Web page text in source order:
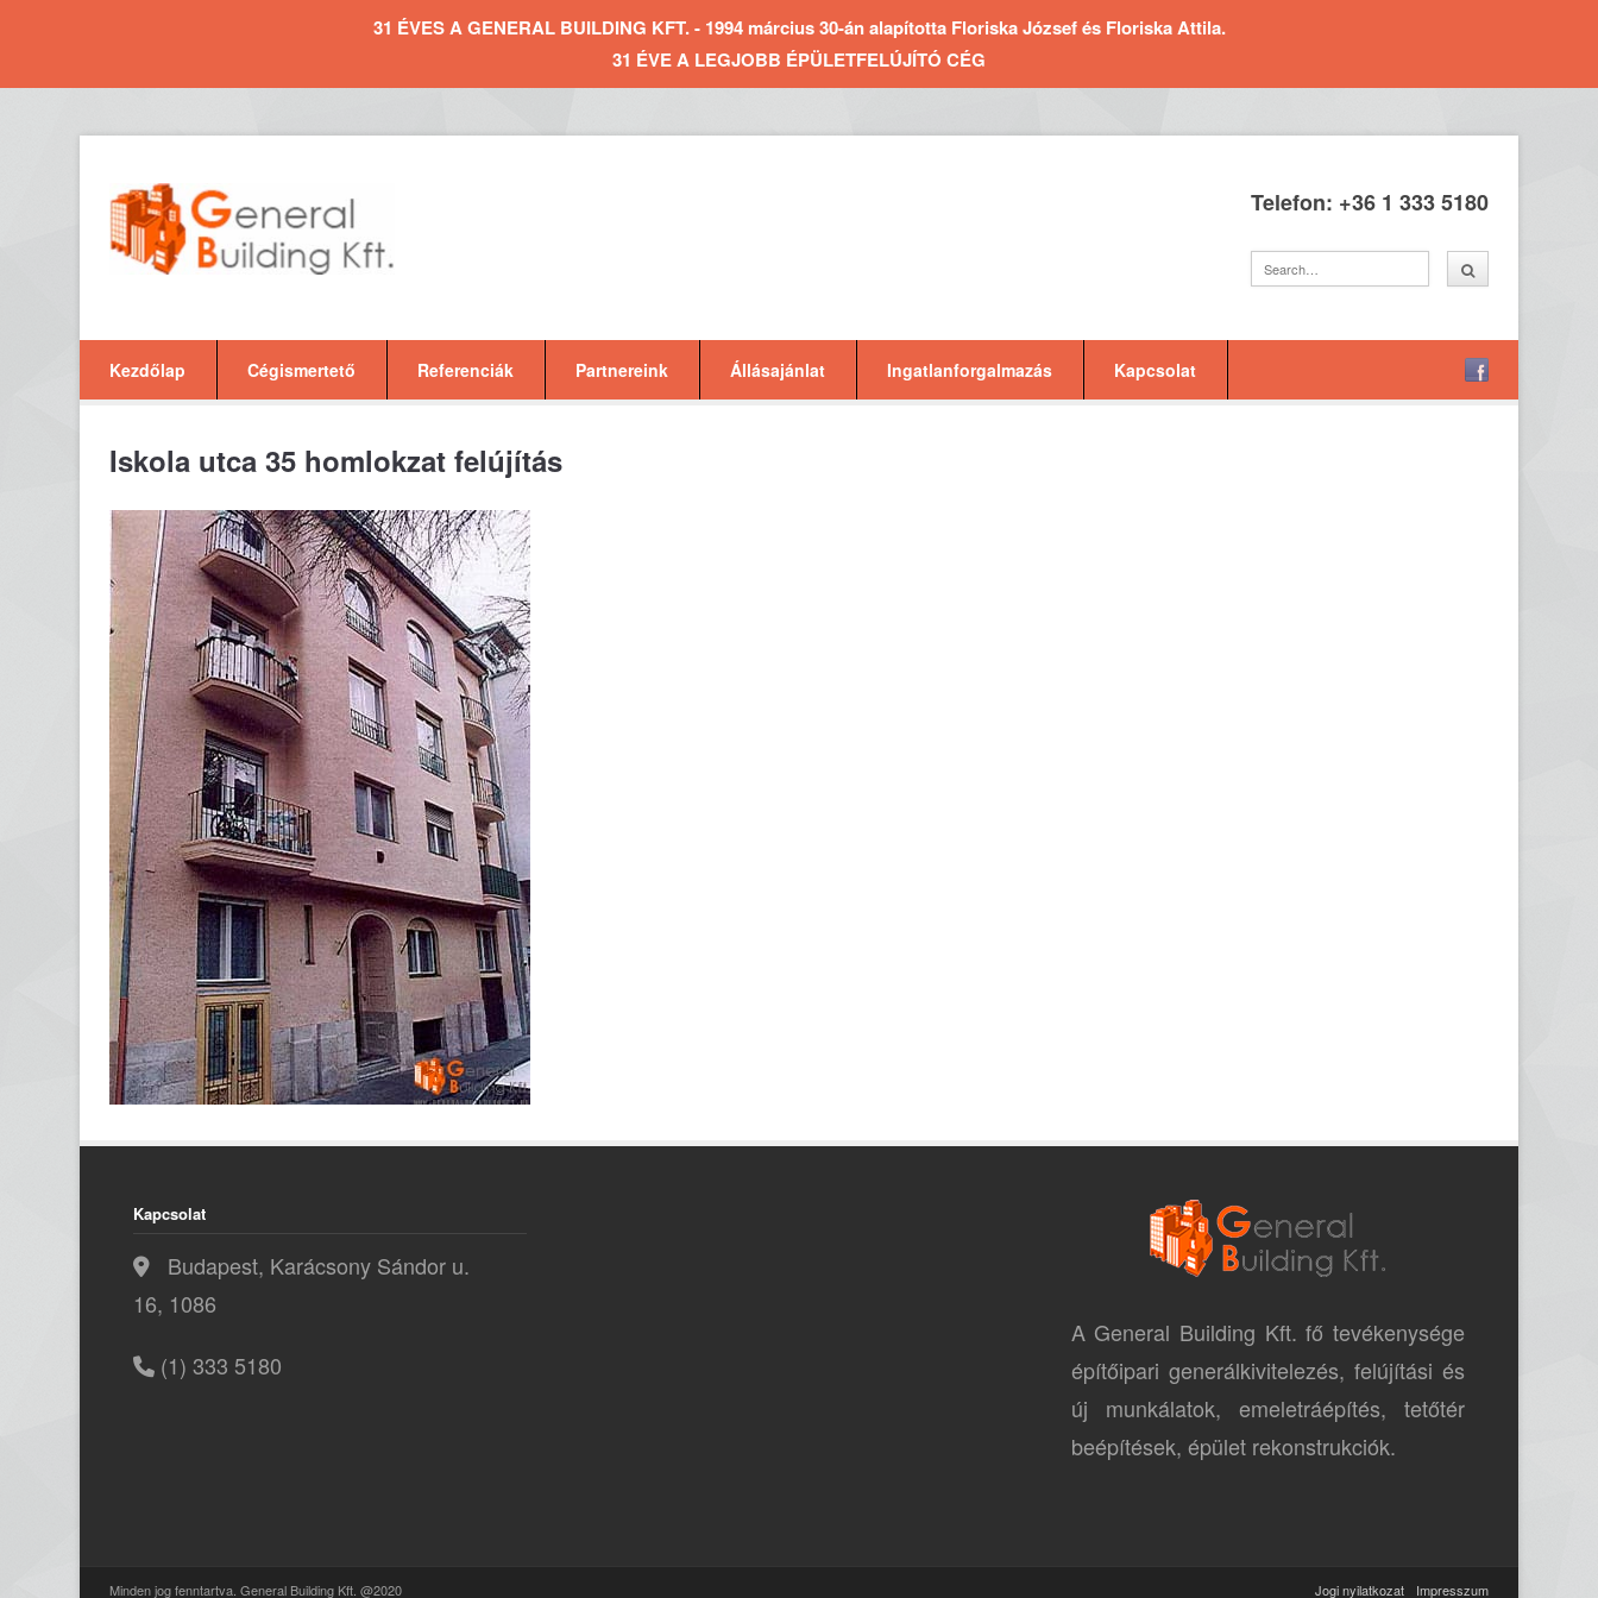
31 ÉVES A GENERAL BUILDING KFT. - 1994 március 30-án alapította Floriska József és Floriska Attila.
31 ÉVE A LEGJOBB ÉPÜLETFELÚJÍTÓ CÉG
Telefon: +36 1 333 5180
Kezdőlap Cégismertető Referenciák Partnereink Állásajánlat Ingatlanforgalmazás Kapcsolat
Iskola utca 35 homlokzat felújítás
Kapcsolat
Budapest, Karácsony Sándor u.
16, 1086
(1) 333 5180
A General Building Kft. fő tevékenysége
építőipari generálkivitelezés, felújítási és
új munkálatok, emeletráépítés, tetőtér
beépítések, épület rekonstrukciók.
Minden jog fenntartva. General Building Kft. @2020 Jogi nyilatkozat Impresszum